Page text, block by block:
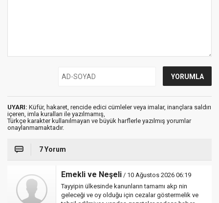
UYARI: Küfür, hakaret, rencide edici cümleler veya imalar, inançlara saldırı
içeren, imla kuralları ile yazılmamış,
Türkçe karakter kullanılmayan ve büyük harflerle yazılmış yorumlar
onaylanmamaktadır.
7 Yorum
Emekli ve Neşeli / 10 Ağustos 2026 06:19
Tayyipin ülkesinde kanunların tamamı akp nin
geleceği ve oy olduğu için cezalar göstermelik ve